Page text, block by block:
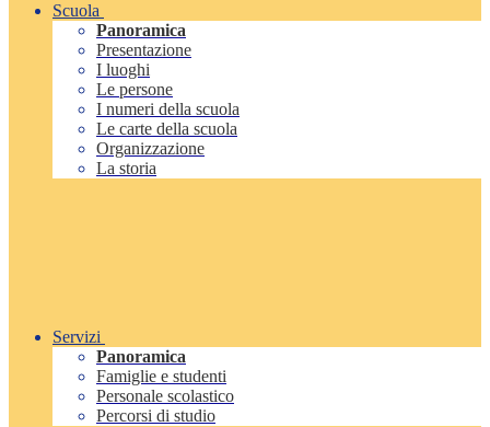
Scuola
Panoramica
Presentazione
I luoghi
Le persone
I numeri della scuola
Le carte della scuola
Organizzazione
La storia
Servizi
Panoramica
Famiglie e studenti
Personale scolastico
Percorsi di studio